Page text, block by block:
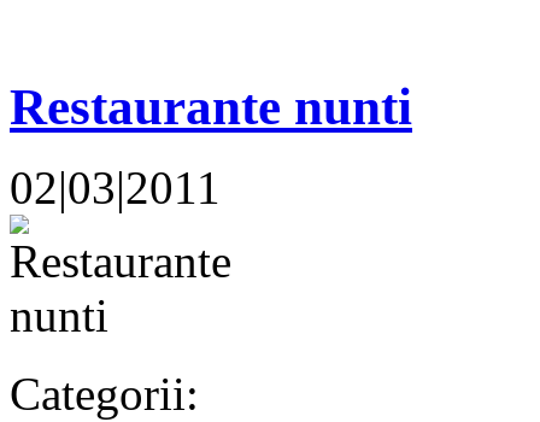
Restaurante nunti
02|03|2011
Categorii: